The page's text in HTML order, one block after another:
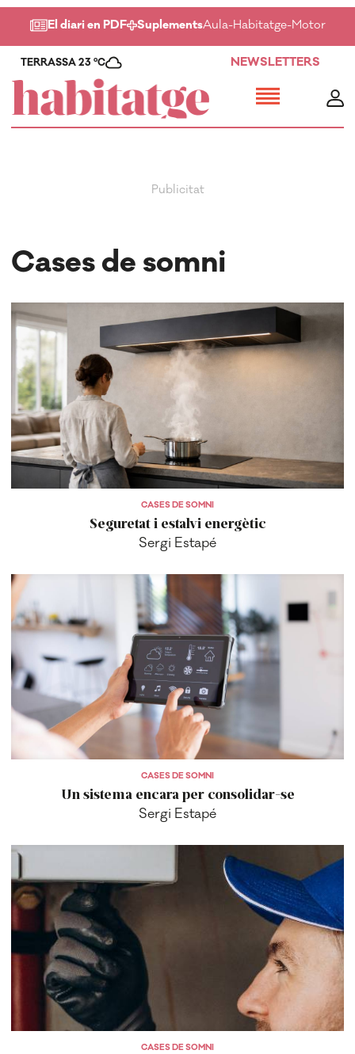
El diari en PDF SuplementsAula-Habitatge-Motor-
TERRASSA 23 ºC NEWSLETTERS
Cases de somni
CASES DE SOMNI
Seguretat i estalvi energètic
Sergi Estapé
CASES DE SOMNI
Un sistema encara per consolidar-se
Sergi Estapé
CASES DE SOMNI